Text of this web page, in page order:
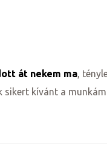
át nekem ma,
kívánt a